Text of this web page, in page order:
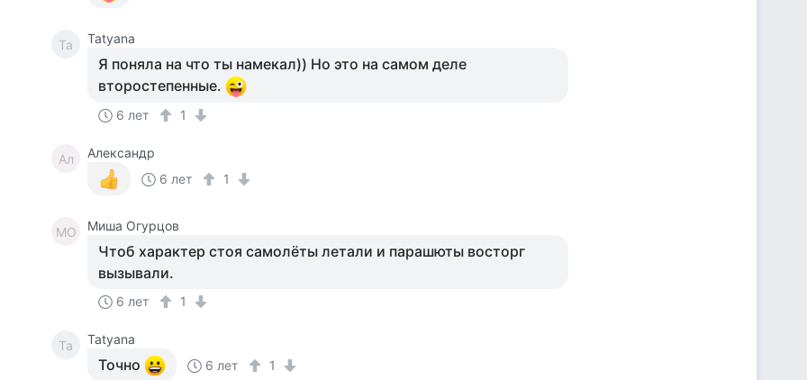
Ta Tatyana
Я поняла на что ты намекал)) Но это на самом деле
второстепенные.
6 лет 1
Ал
Александр
6 лет
1
МО Миша Огурцов
Чтоб характер стоя самолёты летали и парашюты восторг
вызывали.
6 лет 1
Ta Tatyana
Точно 6 лет 1